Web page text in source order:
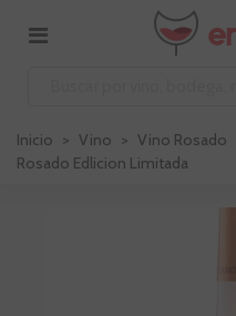
Inicio > Vino > Vino Rosado
Rosado Edlicion Limitada